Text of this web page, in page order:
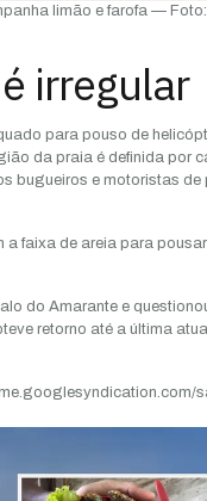
limão e farofa — Foto:
irregular
para pouso de
da praia é definida por
bugueiros e motoristas de
a faixa de areia para pousar
do Amarante e
retorno até a última